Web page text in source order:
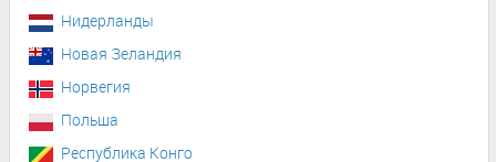
Нидерланды
Новая Зеландия
Норвегия
Польша
Республика Конго